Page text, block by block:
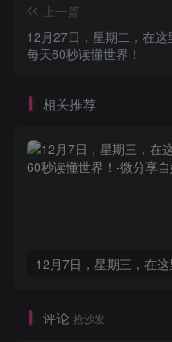
上一篇
12月27日，星期二，在这
每天60秒读懂世界！
相关推荐
评论 抢沙发